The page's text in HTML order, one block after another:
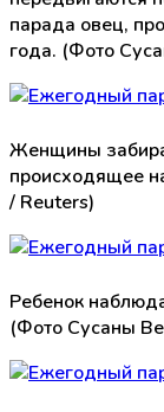
парада овец,
года. (Фото
Женщины
происходящее
/ Reuters)
Ребенок
(Фото Сусаны